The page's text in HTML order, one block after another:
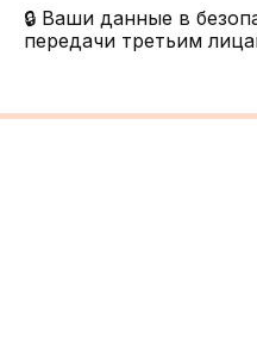
🔒 Ваши данные в
передачи третьим